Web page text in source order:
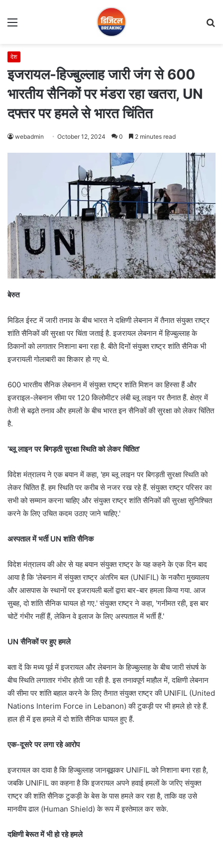
Menu
देश
इजरायल-हिज्बुल्लाह जारी जंग से 600
भारतीय सैनिकों पर मंडरा रहा खतरा, UN
दफ्तर पर हमले से भारत चिंतित
webadmin October 12, 2024 0 2 minutes read
बेरुत
मिडिल ईस्ट में जारी तनाव के बीच भारत ने दक्षिणी लेबनान में तैनात संयुक्त राष्ट्र
शांति सैनिकों की सुरक्षा पर चिंता जताई है. इजरायल लेबनान में हिज्बुल्लाह के
ठिकानों को लगातार निशाना बना रहा है. बीते दिनों संयुक्त राष्ट्र शांति सैनिक भी
इजरायली गोलाबारी का शिकार हो गए थे.
600 भारतीय सैनिक लेबनान में संयुक्त राष्ट्र शांति मिशन का हिस्सा हैं और
इजराइल-लेबनान सीमा पर 120 किलोमीटर लंबी ब्लू लाइन पर तैनात हैं. क्षेत्र में
तेजी से बढ़ते तनाव और हमलों के बीच भारत इन सैनिकों की सुरक्षा को लेकर चिंतित
है.
'ब्लू लाइन पर बिगड़ती सुरक्षा स्थिति को लेकर चिंतित'
विदेश मंत्रालय ने एक बयान में कहा, 'हम ब्लू लाइन पर बिगड़ती सुरक्षा स्थिति को
लेकर चिंतित हैं. हम स्थिति पर करीब से नजर रख रहे हैं. संयुक्त राष्ट्र परिसर का
सभी को सम्मान करना चाहिए और संयुक्त राष्ट्र शांति सैनिकों की सुरक्षा सुनिश्चित
करने के लिए उचित कदम उठाए जाने चाहिए.'
अस्पताल में भर्ती UN शांति सैनिक
विदेश मंत्रालय की ओर से यह बयान संयुक्त राष्ट्र के यह कहने के एक दिन बाद
आया है कि 'लेबनान में संयुक्त राष्ट्र अंतरिम बल (UNIFIL) के नकौरा मुख्यालय
और आसपास के स्थानों पर इजरायली बलों द्वारा बार-बार हमला किया गया. आज
सुबह, दो शांति सैनिक घायल हो गए.' संयुक्त राष्ट्र ने कहा, 'गनीमत रही, इस बार
चोटें गंभीर नहीं हैं, लेकिन वे इलाज के लिए अस्पताल में भर्ती हैं.'
UN सैनिकों पर हुए हमले
बता दें कि मध्य पूर्व में इजरायल और लेबनान के हिज्बुल्लाह के बीच जारी संघर्ष के
बीच स्थिति लगातार गंभीर होती जा रही है. इस तनावपूर्ण माहौल में, दक्षिणी लेबनान
की सीमा पर शांति बहाल करने के लिए तैनात संयुक्त राष्ट्र की UNIFIL (United
Nations Interim Force in Lebanon) की टुकड़ी पर भी हमले हो रहे हैं.
हाल ही में इस हमले में दो शांति सैनिक घायल हुए हैं.
एक-दूसरे पर लगा रहे आरोप
इजरायल का दावा है कि हिज्बुल्लाह जानबूझकर UNIFIL को निशाना बना रहा है,
जबकि UNIFIL का कहना है कि इजरायल अपने हवाई हमलों के जरिए संयुक्त
राष्ट्र की शांति सैनिक टुकड़ी के बेस के पास हमले कर रहा है, ताकि वह उसे
मानवीय ढाल (Human Shield) के रूप में इस्तेमाल कर सके.
दक्षिणी बेरूत में भी हो रहे हमले